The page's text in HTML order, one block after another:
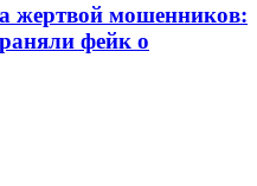
жертвой мошенников:
фейк о